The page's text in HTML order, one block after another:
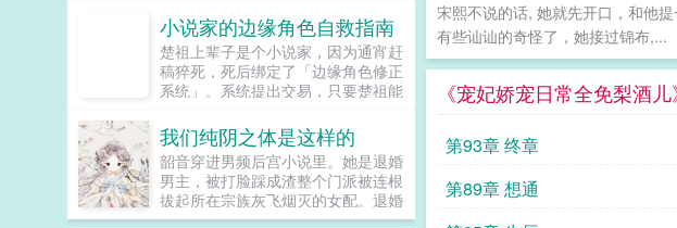
宋熙不说的话, 她就先开口，和他
有些讪讪的奇怪了，她接过锦布,...
《宠妃娇宠日常全免梨酒
第93章 终章
第89章 想通
微眯，仍循着旧日称呼，质问声凛
冽，吾儿，如今可要杀了寡人？秦诏
俯身，骤然折膝跪了下去往日隐忍换
作桀骜，锋锐眉眼经年淬炼，越发显
得狠厉，但唇角柔情却化作了一抹
冠霞帔，金银珠玉贯满箱，另有玺印
一枚，权作信礼。儿臣秦诏笑的璀
璨，忽又改了口，朕，是来迎娶您回
家的。前期日常卖惨求宠博取父王怜
爱的质子攻x每天外冷内热宠溺带娃
小说家的边缘角色自救指南
楚祖上辈子是个小说家，因为通宵赶
稿猝死，死后绑定了「边缘角色修正
系统」。系统提出交易，只要楚祖能
色，他就能重获新生。楚祖改人设是
吧？老擅长了！第一本读者A你可以
让反派降智，但你最好不要做梦觉得
读者也会降智，很难懂吗？还是读者
A靠靠靠！早说是大佬的局中局中局
我们纯阴之体是这样的
韶音穿进男频后宫小说里。她是退婚
男主，被打脸踩成渣整个门派被连根
拔起所在宗族灰飞烟灭的女配。退婚
有什么大不了的？退婚后，他就是清